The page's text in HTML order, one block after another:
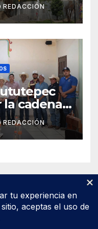
REDACCIÓN
cadena
REDACCIÓN